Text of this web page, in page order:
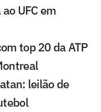
UFC em
top 20 da ATP
leilão de